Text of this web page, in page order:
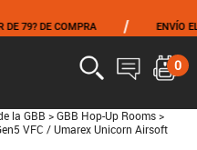
79? DE COMPRA ENVÍO EL
0
la GBB > GBB Hop-Up Rooms >
VFC / Umarex Unicorn Airsoft